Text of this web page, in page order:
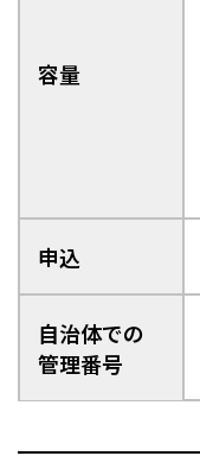
容量
申込
自治体での
管理番号